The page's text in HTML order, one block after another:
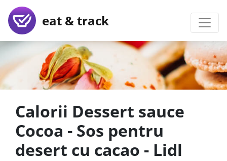
eat & track
Calorii Dessert sauce
Cocoa - Sos pentru
desert cu cacao - Lidl